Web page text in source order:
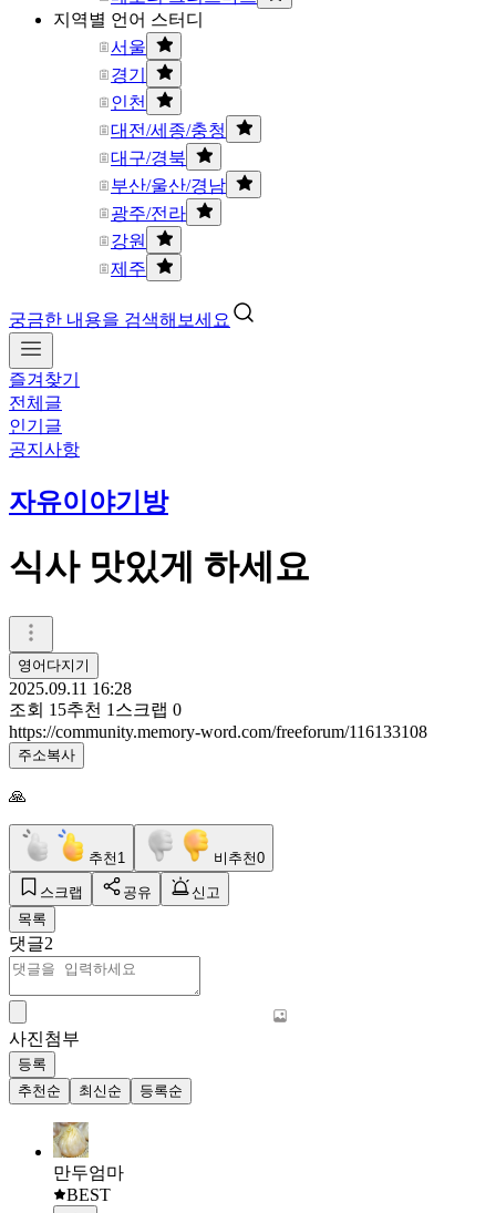
지역별 언어 스터디
서울
경기
인천
대전/세종/충청
대구/경북
부산/울산/경남
광주/전라
강원
제주
궁금한 내용을 검색해보세요
즐겨찾기
전체글
인기글
공지사항
자유이야기방
식사 맛있게 하세요
영어다지기
2025.09.11 16:28
조회 15추천 1 스크랩 0
https://community.memory-word.com/freeforum/116133108
주소복사
🙏
추천 1 비추천0
스크랩 공유
신고
목록
댓글2
사진첨부
등록
추천순
최신순 등록순
만두엄마
BEST